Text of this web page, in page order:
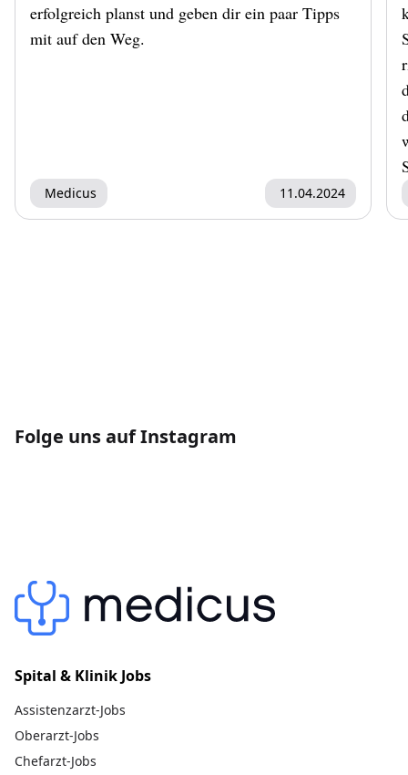
erfolgreich planst und geben dir ein paar Tipps
mit auf den Weg.
Medicus 11.04.2024
Folge uns auf Instagram
Spital & Klinik Jobs
Assistenzarzt-Jobs
Oberarzt-Jobs
Chefarzt-Jobs